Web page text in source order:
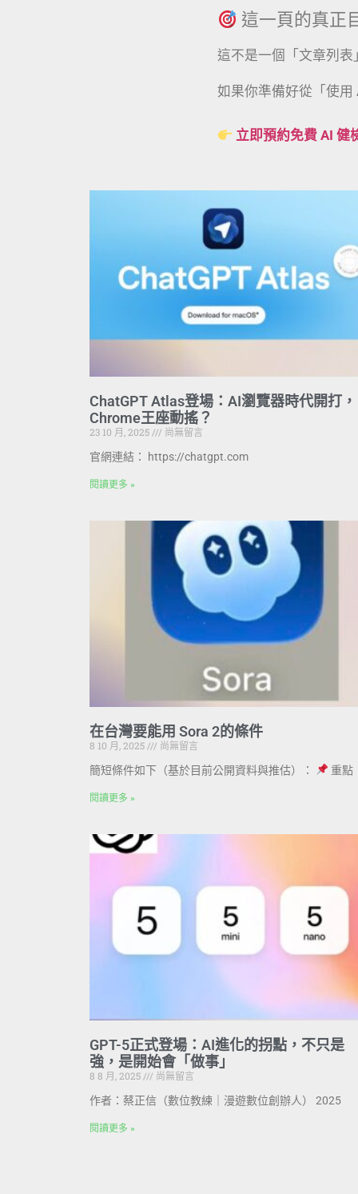
這一頁的真正
這不是一個「文章列
如果你準備好從「使
立即預約免費 AI 健
ChatGPT Atlas登場：AI瀏覽器時代開打，
Chrome王座動搖？
23 10 月, 2025
尚無留言
官網連結： https://chatgpt.com
閱讀更多 »
在台灣要能用 Sora 2的條件
8 10 月, 2025
尚無留言
簡短條件如下（基於目前公開資料與推估）：
重點
閱讀更多 »
GPT-5正式登場：AI進化的拐點，不只是
強，是開始會「做事」
8 8 月, 2025
尚無留言
作者：蔡正信（數位教練｜漫遊數位創辦人） 2025
閱讀更多 »